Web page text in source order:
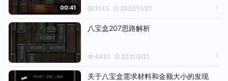
00:41 2145 2022/11/27
八宝盒207思路解析
4431 2021/2/21
关于八宝盒需求材料和金额大小的发现